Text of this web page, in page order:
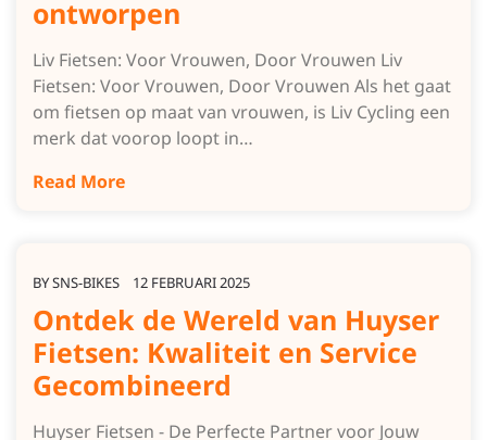
ontworpen
Liv Fietsen: Voor Vrouwen, Door Vrouwen Liv
Fietsen: Voor Vrouwen, Door Vrouwen Als het gaat
om fietsen op maat van vrouwen, is Liv Cycling een
merk dat voorop loopt in…
Read More
BYSNS-BIKES 12 FEBRUARI 2025
Ontdek de Wereld van Huyser
Fietsen: Kwaliteit en Service
Gecombineerd
Huyser Fietsen - De Perfecte Partner voor Jouw